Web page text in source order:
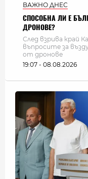
ВАЖНО ДНЕС
СПОСОБНА ЛИ Е
ДРОНОВЕ?
След взрива край
въпросите за
от дронове
19:07 - 08.08.2026